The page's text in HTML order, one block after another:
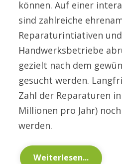
können. Auf einer
sind zahlreiche
Reparaturintiativen
Handwerksbetriebe
gezielt nach dem
gesucht werden.
Zahl der Reparaturen
Millionen pro Jahr)
werden.
Weiterlesen...